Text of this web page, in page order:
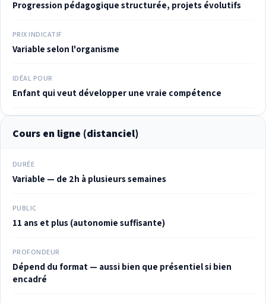
Progression pédagogique structurée, projets évolutifs
PRIX INDICATIF
Variable selon l'organisme
IDÉAL POUR
Enfant qui veut développer une vraie compétence
Cours en ligne (distanciel)
DURÉE
Variable — de 2h à plusieurs semaines
PUBLIC
11 ans et plus (autonomie suffisante)
PROFONDEUR
Dépend du format — aussi bien que présentiel si bien
encadré